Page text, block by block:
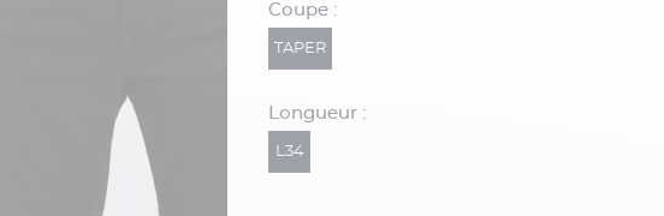
Coupe :
TAPER
Longueur :
L34